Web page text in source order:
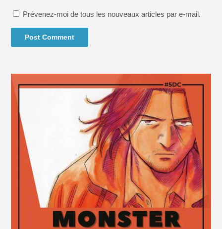
Prévenez-moi de tous les nouveaux articles par e-mail.